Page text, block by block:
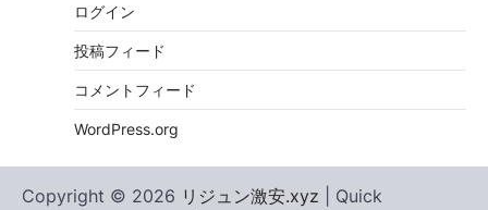
ログイン
投稿フィード
コメントフィード
WordPress.org
Copyright © 2026 リジュン激安.xyz | Quick